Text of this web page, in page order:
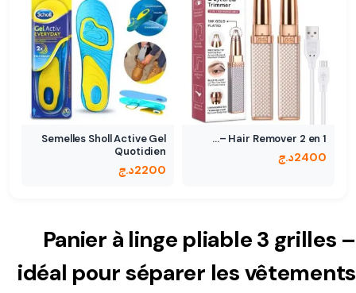
Hair Remover 2 en 1 –…
2400د.ج
Semelles Sholl Active Gel
Quotidien
2200د.ج
Panier à linge pliable 3 grilles –
idéal pour séparer les vêtements